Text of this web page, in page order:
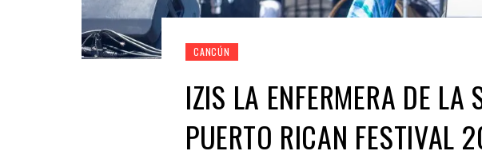
CANCÚN
IZIS LA ENFERMERA DE LA
PUERTO RICAN FESTIVAL